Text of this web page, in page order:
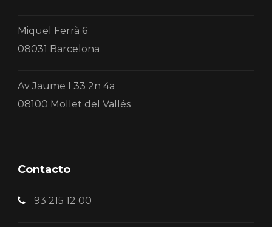
Miquel Ferrà 6
08031 Barcelona
Av Jaume I 33 2n 4a
08100 Mollet del Vallés
Contacto
93 215 12 00